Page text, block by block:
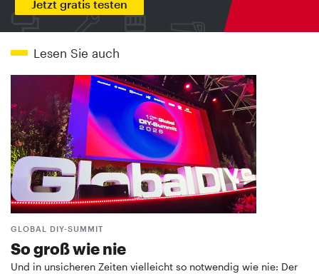
Jetzt gratis testen
Lesen Sie auch
GLOBAL DIY-SUMMIT
So groß wie nie
Und in unsicheren Zeiten vielleicht so notwendig wie nie: Der